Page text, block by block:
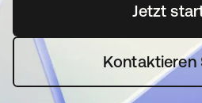
Jetzt
Kontaktieren